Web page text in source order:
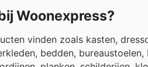
Woonexpress?
vinden zoals kasten,
bedden,